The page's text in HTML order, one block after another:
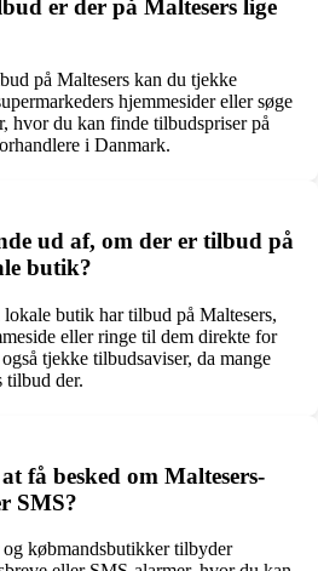
er der på Maltesers lige
på Maltesers kan du tjekke
hjemmesider eller søge
hvor du kan finde tilbudspriser på
i Danmark.
ud af, om der er tilbud på
butik?
butik har tilbud på Maltesers,
eller ringe til dem direkte for
tjekke tilbudsaviser, da mange
tilbud der.
få besked om Maltesers-
SMS?
og købmandsbutikker tilbyder